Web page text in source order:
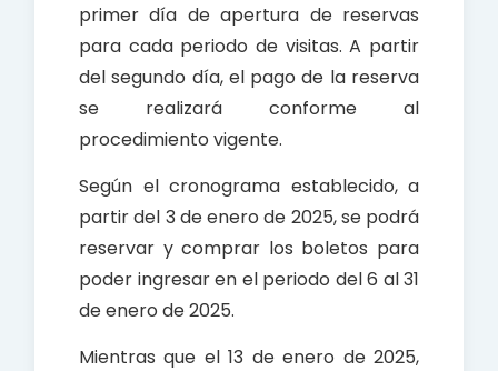
primer día de apertura de reservas
para cada periodo de visitas. A partir
del segundo día, el pago de la reserva
se realizará conforme al
procedimiento vigente.
Según el cronograma establecido, a
partir del 3 de enero de 2025, se podrá
reservar y comprar los boletos para
poder ingresar en el periodo del 6 al 31
de enero de 2025.
Mientras que el 13 de enero de 2025,